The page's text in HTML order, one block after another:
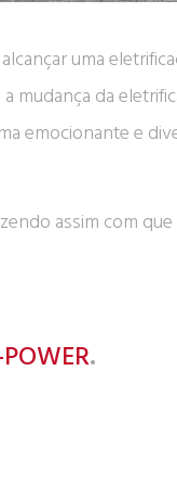
uma
mudança da
emocionante e
assim com
.